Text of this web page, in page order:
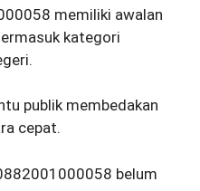
memiliki awalan
kategori
publik membedakan
cepat.
belum